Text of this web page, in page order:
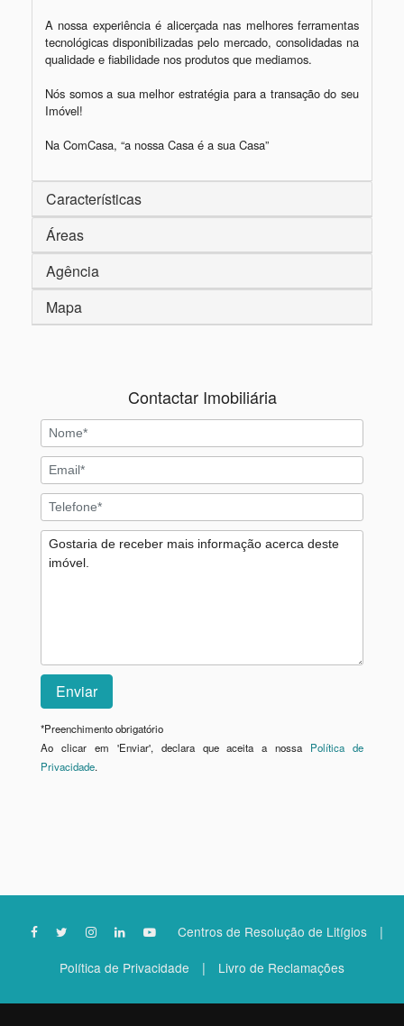
A nossa experiência é alicerçada nas melhores ferramentas
tecnológicas disponibilizadas pelo mercado, consolidadas na
qualidade e fiabilidade nos produtos que mediamos.
Nós somos a sua melhor estratégia para a transação do seu
Imóvel!
Na ComCasa, “a nossa Casa é a sua Casa”
Características
Áreas
Agência
Mapa
Contactar Imobiliária
*Preenchimento obrigatório
Ao clicar em 'Enviar', declara que aceita a nossa Política de
Privacidade.
Centros de Resolução de Litígios |
Política de Privacidade | Livro de Reclamações